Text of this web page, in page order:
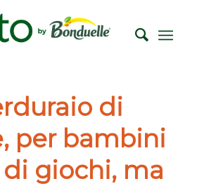
di
per bambini
giochi, ma